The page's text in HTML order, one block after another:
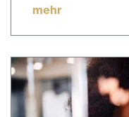
mehr